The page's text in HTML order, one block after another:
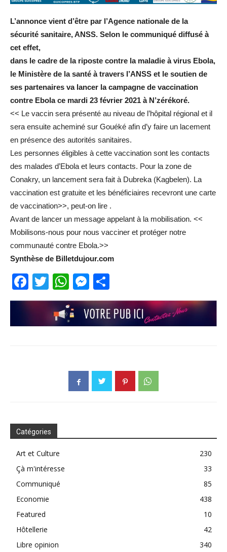
L’annonce vient d’être par l’Agence nationale de la
sécurité sanitaire, ANSS. Selon le communiqué diffusé à
cet effet,
dans le cadre de la riposte contre la maladie à virus Ebola,
le Ministère de la santé à travers l’ANSS et le soutien de
ses partenaires va lancer la campagne de vaccination
contre Ebola ce mardi 23 février 2021 à N’zérékoré.
<< Le vaccin sera présenté au niveau de l’hôpital régional et il
sera ensuite acheminé sur Gouéké afin d’y faire un lacement
en présence des autorités sanitaires.
Les personnes éligibles à cette vaccination sont les contacts
des malades d’Ebola et leurs contacts. Pour la zone de
Conakry, un lancement sera fait à Dubreka (Kagbelen). La
vaccination est gratuite et les bénéficiaires recevront une carte
de vaccination>>, peut-on lire .
Avant de lancer un message appelant à la mobilisation. <<
Mobilisons-nous pour nous vacciner et protéger notre
communauté contre Ebola.>>
Synthèse de Billetdujour.com
Facebook
TwitterWhatsApp
Messenger
Catégories
Art et Culture
230
Çà m'intéresse
33
Communiqué
85
Economie
438
Featured
10
Hôtellerie
42
Libre opinion
340